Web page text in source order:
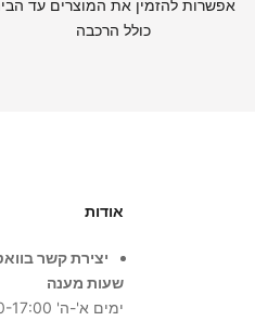
אפשרות להזמין את המוצרים עד
כולל הרכבה
אודות
יצירת קשר בוואטספ: 054-
שעות מענה
ימים א'-ה' 8:00-17:00